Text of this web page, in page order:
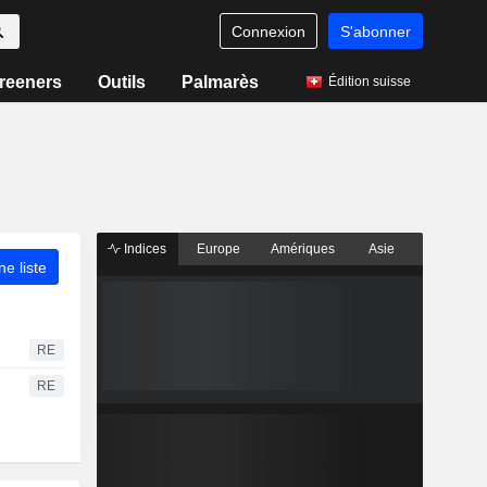
Connexion S'abonner
Outils Palmarès Édition suisse
liste
RE
RE
Indices Europe Amériques Asie